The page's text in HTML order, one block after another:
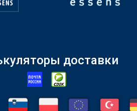
доставки